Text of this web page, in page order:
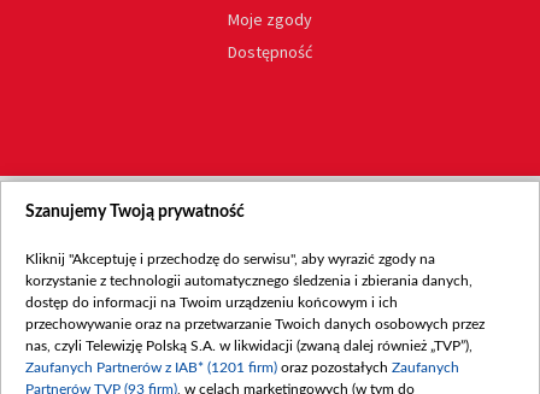
Moje zgody
Dostępność
Szanujemy Twoją prywatność
Kliknij "Akceptuję i przechodzę do serwisu", aby wyrazić zgody na
korzystanie z technologii automatycznego śledzenia i zbierania danych,
dostęp do informacji na Twoim urządzeniu końcowym i ich
przechowywanie oraz na przetwarzanie Twoich danych osobowych przez
nas, czyli Telewizję Polską S.A. w likwidacji (zwaną dalej również „TVP”),
Zaufanych Partnerów z IAB* (1201 firm) oraz pozostałych Zaufanych
Partnerów TVP (93 firm) , w celach marketingowych (w tym do